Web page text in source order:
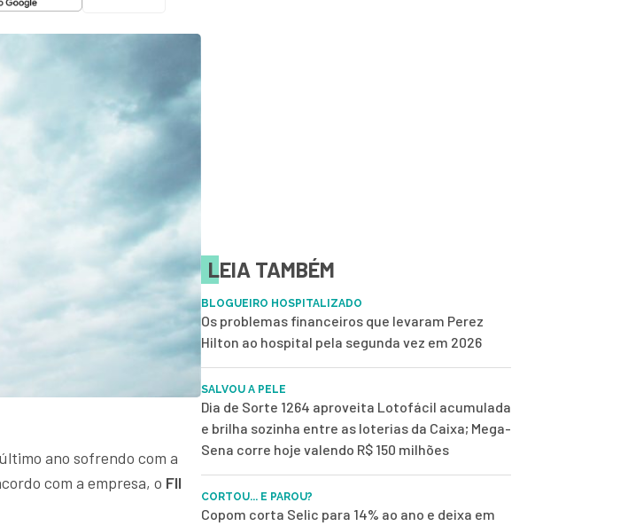
ano sofrendo com a
com a empresa, o FII
LEIA TAMBÉM
BLOGUEIRO HOSPITALIZADO
Os problemas financeiros que levaram Perez
Hilton ao hospital pela segunda vez em 2026
SALVOU A PELE
Dia de Sorte 1264 aproveita Lotofácil acumulada
e brilha sozinha entre as loterias da Caixa; Mega-
Sena corre hoje valendo R$ 150 milhões
CORTOU... E PAROU?
Copom corta Selic para 14% ao ano e deixa em